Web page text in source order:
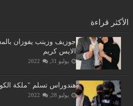
الأكثر قراءة
جوزيف وزينب يفوزان
الايس كريم
يوليو 31, 2022
هندوراس تسلم "ملكة
يوليو 28, 2022